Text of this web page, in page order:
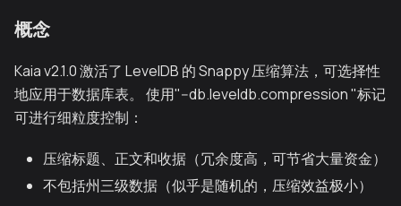
概念
Kaia v2.1.0 激活了 LevelDB 的 Snappy 压缩算法，可选择性
地应用于数据库表。 使用"--db.leveldb.compression "标记
可进行细粒度控制：
压缩标题、正文和收据（冗余度高，可节省大量资金）
不包括州三级数据（似乎是随机的，压缩效益极小）